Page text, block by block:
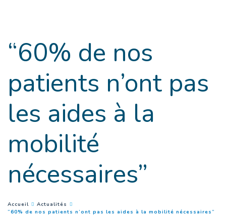
“60% de nos
patients n’ont pas
les aides à la
mobilité
nécessaires”
You are here :
Accueil
Actualités
“60% de nos patients n’ont pas les aides à la mobilité nécessaires”